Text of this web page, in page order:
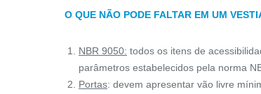
O QUE NÃO PODE FALTAR EM UM
NBR 9050: todos os itens de
parâmetros estabelecidos pela norma
Portas: devem apresentar vão livre